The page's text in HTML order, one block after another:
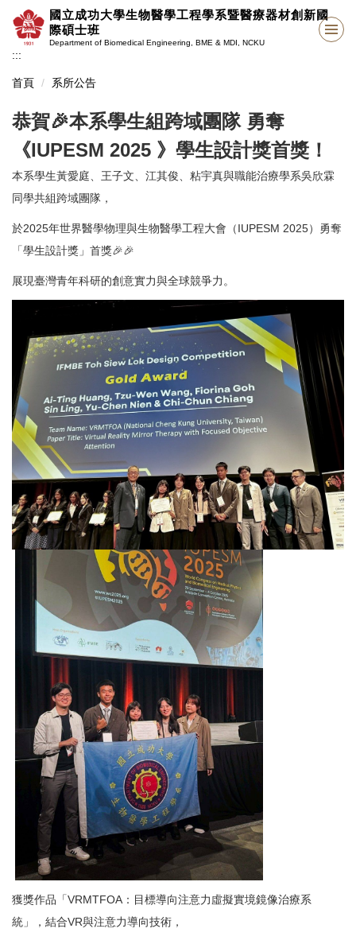
到
要
內
區
國立成功大學生物醫學工程學系暨醫療器材創新國
際碩士班
Department of Biomedical Engineering, BME & MDI, NCKU
:::
首頁 系所公告
恭賀🎉本系學生組跨域團隊 勇奪
《IUPESM 2025 》學生設計獎首獎！
本系學生黃愛庭、王子文、江其俊、粘宇真與職能治療學系吳欣霖
同學共組跨域團隊，
於2025年世界醫學物理與生物醫學工程大會（IUPESM 2025）勇奪
「學生設計獎」首獎🎉🎉
展現臺灣青年科研的創意實力與全球競爭力。
獲獎作品「VRMTFOA：目標導向注意力虛擬實境鏡像治療系
統」，結合VR與注意力導向技術，